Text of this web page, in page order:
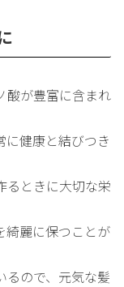
酸が豊富に含まれ
に健康と結びつき
るときに大切な栄
綺麗に保つことが
るので、元気な髪